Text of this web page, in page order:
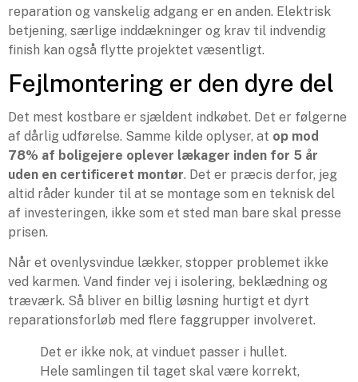
reparation og vanskelig adgang er en anden. Elektrisk
betjening, særlige inddækninger og krav til indvendig
finish kan også flytte projektet væsentligt.
Fejlmontering er den dyre del
Det mest kostbare er sjældent indkøbet. Det er følgerne
af dårlig udførelse. Samme kilde oplyser, at op mod
78% af boligejere oplever lækager inden for 5 år
uden en certificeret montør. Det er præcis derfor, jeg
altid råder kunder til at se montage som en teknisk del
af investeringen, ikke som et sted man bare skal presse
prisen.
Når et ovenlysvindue lækker, stopper problemet ikke
ved karmen. Vand finder vej i isolering, beklædning og
træværk. Så bliver en billig løsning hurtigt et dyrt
reparationsforløb med flere faggrupper involveret.
Det er ikke nok, at vinduet passer i hullet.
Hele samlingen til taget skal være korrekt,